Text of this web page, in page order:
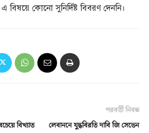
কোনো সুনির্দিষ্ট বিবরণ দেননি।
বিখ্যাত
পরবর্তী নিবন্ধ
লেবাননে যুদ্ধবিরতি দাবি জি সেভেন